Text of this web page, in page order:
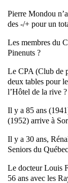
Pierre Mondou
des -/+ pour un
Les membres du
Pinenuts ?
Le CPA (Club de
deux tables pour
l’Hôtel de la rive
Il y a 85 ans
(1952) arrive à
Il y a 30 ans,
Seniors du
Le docteur Louis
56 ans avec les